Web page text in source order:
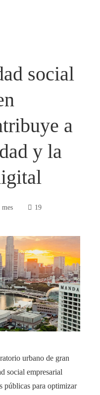
social
a
y la
mes 19
urbano de gran
social empresarial
públicas para optimizar